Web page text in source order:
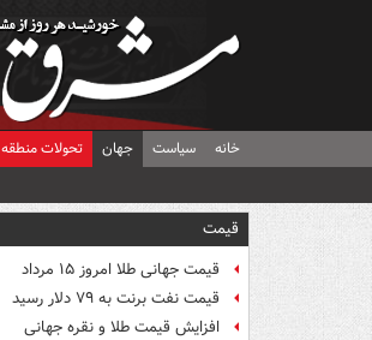
خانه سیاست جهان تحولات منطقه
قیمت
قیمت جهانی طلا امروز ۱۵ مرداد
قیمت نفت برنت به ۷۹ دلار رسید
افزایش قیمت طلا و نقره جهانی